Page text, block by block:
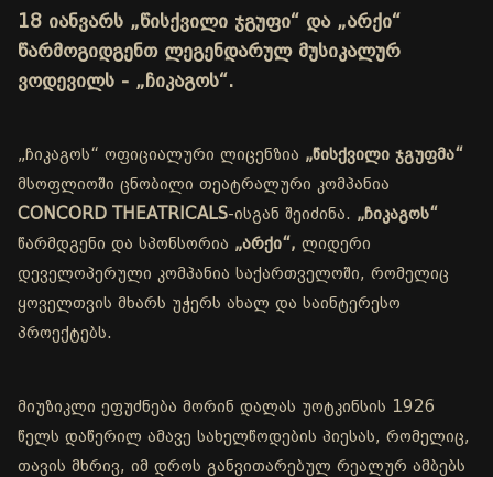
18 იანვარს „წისქვილი ჯგუფი“ და „არქი“
წარმოგიდგენთ ლეგენდარულ მუსიკალურ
ვოდევილს - „ჩიკაგოს“.
„ჩიკაგოს“ ოფიციალური ლიცენზია „წისქვილი ჯგუფმა“
მსოფლიოში ცნობილი თეატრალური კომპანია
CONCORD THEATRICALS-ისგან შეიძინა. „ჩიკაგოს“
წარმდგენი და სპონსორია „არქი“, ლიდერი
დეველოპერული კომპანია საქართველოში, რომელიც
ყოველთვის მხარს უჭერს ახალ და საინტერესო
პროექტებს.
მიუზიკლი ეფუძნება მორინ დალას უოტკინსის 1926
წელს დაწერილ ამავე სახელწოდების პიესას, რომელიც,
თავის მხრივ, იმ დროს განვითარებულ რეალურ ამბებს